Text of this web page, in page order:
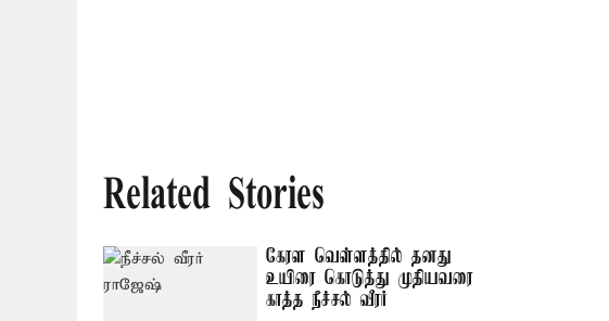
Related Stories
கேரள வெள்ளத்தில் தனது
உயிரை கொடுத்து முதியவரை
காத்த நீச்சல் வீரர்